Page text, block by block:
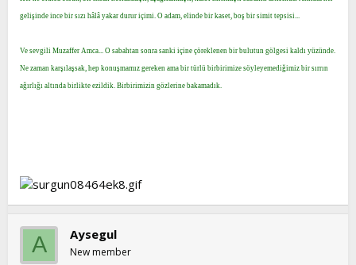
gelişinde ince bir sızı hâlâ yakar durur içimi. O adam, elinde bir kaset, boş bir simit tepsisi...
Ve sevgili Muzaffer Amca... O sabahtan sonra sanki içine çöreklenen bir bulutun gölgesi kaldı yüzünde.
Ne zaman karşılaşsak, hep konuşmamız gereken ama bir türlü birbirimize söyleyemediğimiz bir sırrın
ağırlığı altında birlikte ezildik. Birbirimizin gözlerine bakamadık.
A Aysegul
New member